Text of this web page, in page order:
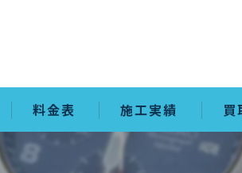
料金表 施工実績 買